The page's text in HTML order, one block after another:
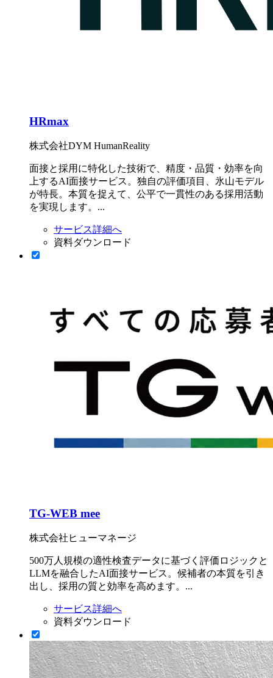
HRmax
株式会社DYM HumanReality
面接と採用に特化した技術で、精度・品質・効率を向
上するAI面接サービス。独自の評価項目、氷山モデル
が特長。本質を捉えて、公平で一貫性のある採用活動
を実現します。...
サービス詳細へ
資料ダウンロード
TG-WEB mee
株式会社ヒューマネージ
500万人規模の適性検査データに基づく評価ロジックと
LLMを融合したAI面接サービス。候補者の本質を引き
出し、採用の質と効率を高めます。...
サービス詳細へ
資料ダウンロード